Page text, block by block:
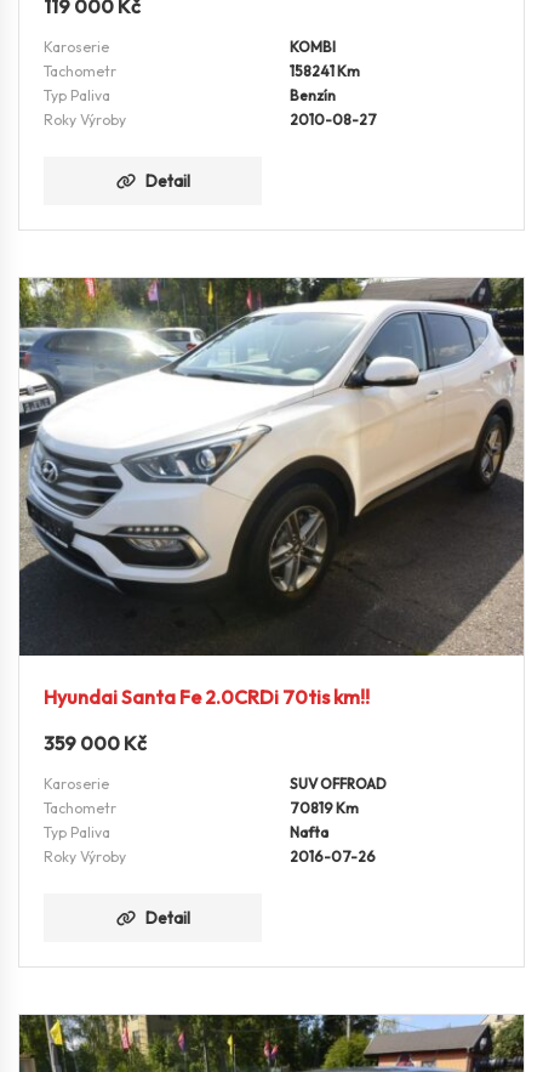
119 000 Kč
Karoserie
KOMBI
Tachometr
158241 Km
Typ Paliva
Benzín
Roky Výroby
2010-08-27
Detail
Hyundai Santa Fe 2.0CRDi 70tis km!!
359 000 Kč
Karoserie
SUV OFFROAD
Tachometr
70819 Km
Typ Paliva
Nafta
Roky Výroby
2016-07-26
Detail